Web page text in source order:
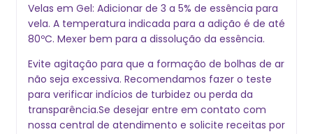
Velas em Gel: Adicionar de 3 a 5% de essência para
vela. A temperatura indicada para a adição é de até
80ºC. Mexer bem para a dissolução da essência.
Evite agitação para que a formação de bolhas de ar
não seja excessiva. Recomendamos fazer o teste
para verificar indícios de turbidez ou perda da
transparência.Se desejar entre em contato com
nossa central de atendimento e solicite receitas por